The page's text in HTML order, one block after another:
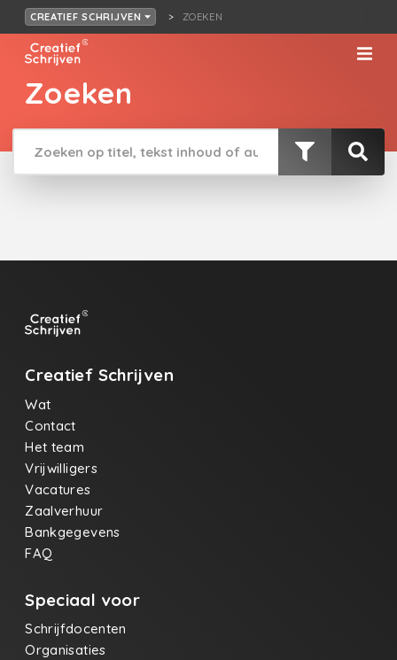
CREATIEF SCHRIJVEN ZOEKEN
Zoeken
Creatief Schrijven
Wat
Contact
Het team
Vrijwilligers
Vacatures
Zaalverhuur
Bankgegevens
FAQ
Speciaal voor
Schrijfdocenten
Organisaties